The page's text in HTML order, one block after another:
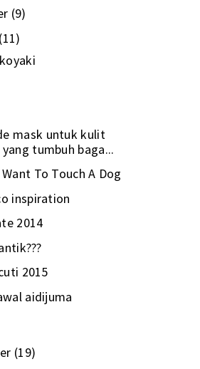
(9)
(11)
mask untuk kulit
tumbuh baga...
To Touch A Dog
inspiration
2014
2015
aidijuma
(19)